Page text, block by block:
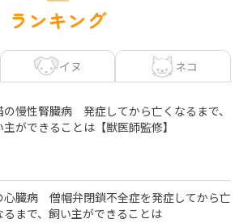
ランキング
イヌ ネコ
の慢性腎臓病 発症してから亡くなるまで、
主ができることは【獣医師監修】
心臓病 僧帽弁閉鎖不全症を発症してから亡
るまで、飼い主ができることは